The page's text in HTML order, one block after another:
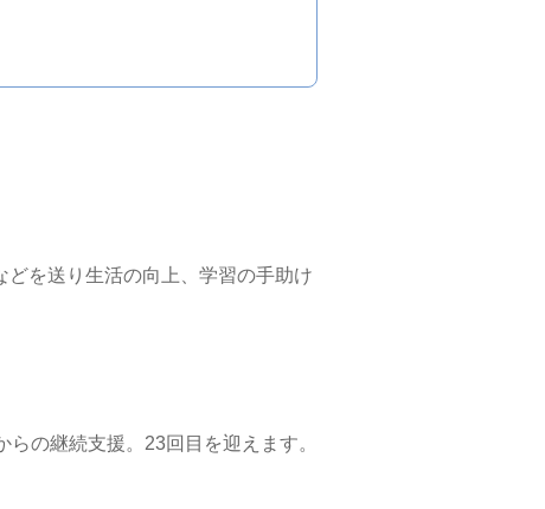
を送り生活の向上、学習の手助け
の継続支援。23回目を迎えます。